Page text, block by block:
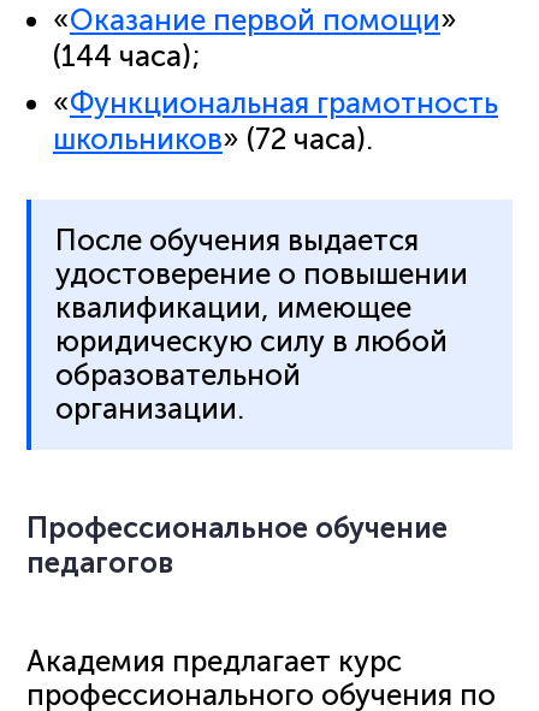
«Оказание первой помощи»
(144 часа);
«Функциональная грамотность
школьников» (72 часа).
После обучения выдается
удостоверение о повышении
квалификации, имеющее
юридическую силу в любой
образовательной
организации.
Профессиональное обучение
педагогов
Академия предлагает курс
профессионального обучения по